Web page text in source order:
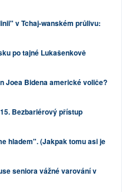
v Tchaj-wanském průlivu:
po tajné Lukašenkově
Joea Bidena americké voliče?
Bezbariérový přístup
hladem". (Jakpak tomu asi je
seniora vážné varování v